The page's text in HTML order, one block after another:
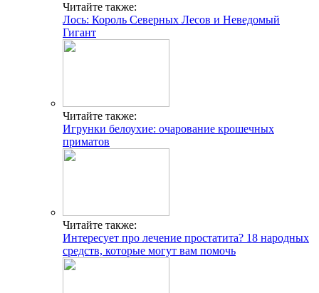
Читайте также:
Лось: Король Северных Лесов и Неведомый
Гигант
Читайте также:
Игрунки белоухие: очарование крошечных
приматов
Читайте также:
Интересует про лечение простатита? 18 народных
средств, которые могут вам помочь